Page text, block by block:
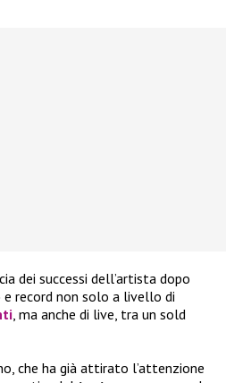
dei successi dell’artista dopo
e record non solo a livello di
, ma anche di live, tra un sold
che ha già attirato l’attenzione